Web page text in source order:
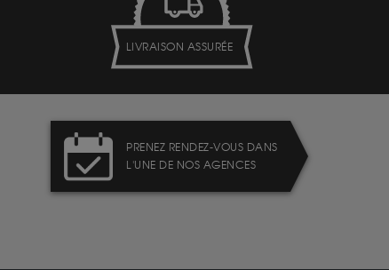
LIVRAISON ASSURÉE
PRENEZ RENDEZ-VOUS DANS
L'UNE DE NOS AGENCES